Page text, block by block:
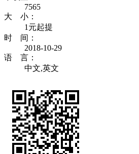
7565
大 小：
1元起提
时 间：
2018-10-29
语 言：
中文,英文